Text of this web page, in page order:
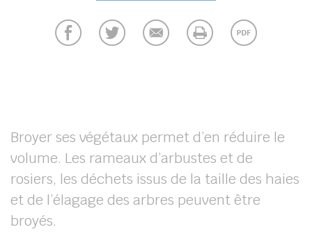
Broyer ses végétaux permet d’en réduire le
volume. Les rameaux d’arbustes et de
rosiers, les déchets issus de la taille des haies
et de l’élagage des arbres peuvent être
broyés.